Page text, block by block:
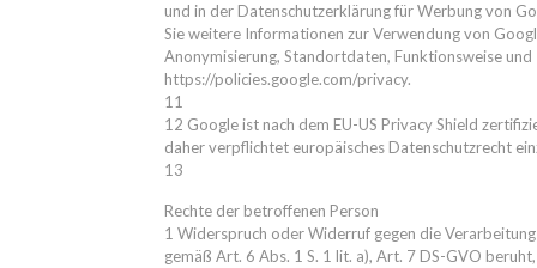
und in der Datenschutzerklärung für Werbung von
Sie weitere Informationen zur Verwendung von
Anonymisierung, Standortdaten, Funktionsweise
https://policies.google.com/privacy.
11
12 Google ist nach dem EU-US Privacy Shield
daher verpflichtet europäisches Datenschutzrecht
13
Rechte der betroffenen Person
1 Widerspruch oder Widerruf gegen die
gemäß Art. 6 Abs. 1 S. 1 lit. a), Art. 7 DS-GVO